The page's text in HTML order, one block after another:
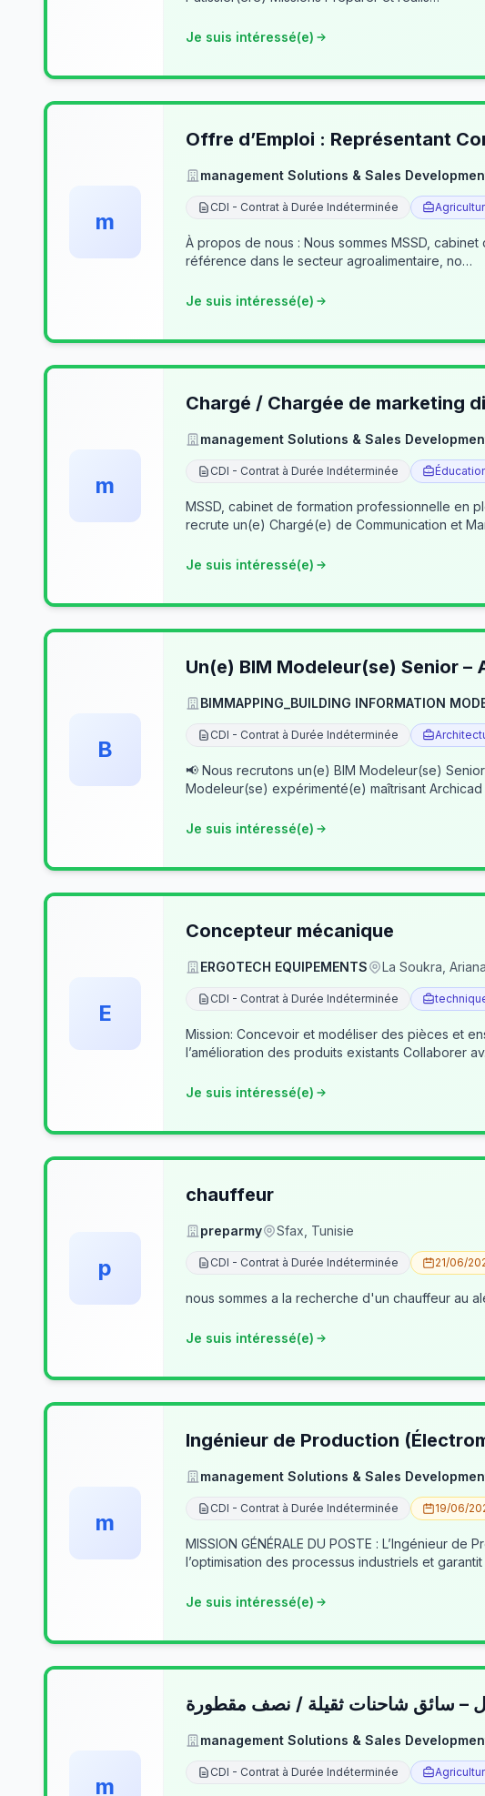
Je suis intéressé(e)
m
Offre d’Emploi : Représentant
management Solutions & Sales
CDI - Contrat à Durée Indéterminée
À propos de nous : Nous sommes MSSD,
référence dans le secteur agroalimentaire, no…
Je suis intéressé(e)
m
Chargé / Chargée de marketing
management Solutions & Sales
CDI - Contrat à Durée Indéterminée
MSSD, cabinet de formation professionnelle en
recrute un(e) Chargé(e) de Communication et
Je suis intéressé(e)
B
Un(e) BIM Modeleur(se) Senior –
BIMMAPPING_BUILDING INFORMATION
CDI - Contrat à Durée Indéterminée
📢 Nous recrutons un(e) BIM Modeleur(se) Senior – Archicad & Revit Dans le cadre du développement de
Modeleur(se) expérimenté(e) maîtrisant
Je suis intéressé(e)
E
Concepteur mécanique
ERGOTECH EQUIPEMENTS La Soukra,
CDI - Contrat à Durée Indéterminée
Mission: Concevoir et modéliser des pièces et
l’amélioration des produits existants Collaborer
Je suis intéressé(e)
p
chauffeur
preparmy Sfax, Tunisie
CDI - Contrat à Durée Indéterminée 21/06/
nous sommes a la recherche d'un chauffeur au
Je suis intéressé(e)
m
Ingénieur de Production
management Solutions & Sales
CDI - Contrat à Durée Indéterminée 19/06/
MISSION GÉNÉRALE DU POSTE : L’Ingénieur
l’optimisation des processus industriels et
Je suis intéressé(e)
m
سائق شاحنات ثقيلة / نصف مقطورة
management Solutions & Sales
CDI - Contrat à Durée Indéterminée